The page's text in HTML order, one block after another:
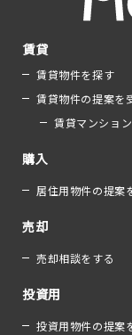
賃貸
賃貸物件を探す
賃貸物件の提案を
賃貸マンショ
購入
居住用物件の提案
売却
売却相談をする
投資用
投資用物件の提案